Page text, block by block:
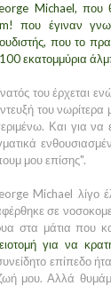
Michael, που
που έγιναν
που το
εκατομμύρια
του έρχεται
του
Και για να
μου επίσης".
Michael λίγο
σε
στα μάτια που
για να
επίπεδο
μου. Αλλά